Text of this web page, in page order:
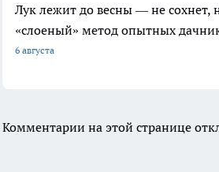
Лук лежит до весны — не сохнет,
«слоеный» метод опытных
6 августа
Комментарии на этой странице